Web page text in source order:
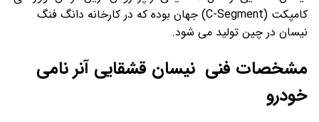
کامپکت (C-Segment) جهان بوده که در کارخانه‌ دانگ فنگ
نیسان در چین تولید می ‌شود.
مشخصات فنی نیسان قشقایی آنر نامی
خودرو